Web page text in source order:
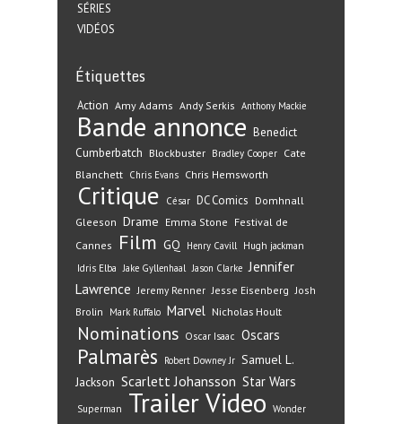
SÉRIES
VIDÉOS
Étiquettes
Action Amy Adams Andy Serkis Anthony Mackie
Bande annonce Benedict
Cumberbatch Blockbuster Bradley Cooper Cate
Blanchett Chris Evans Chris Hemsworth
Critique César DC Comics Domhnall
Gleeson Drame Emma Stone Festival de
Cannes
Film GQ Henry Cavill Hugh jackman
Idris Elba Jake Gyllenhaal Jason Clarke Jennifer
Lawrence Jeremy Renner Jesse Eisenberg Josh
Brolin
Mark Ruffalo Marvel Nicholas Hoult
Nominations Oscar Isaac Oscars
Palmarès Robert Downey Jr Samuel L.
Jackson Scarlett Johansson Star Wars
Superman TrailerVideo Wonder